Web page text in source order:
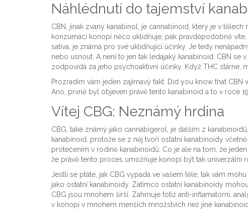
Náhlédnutí do tajemství
CBN, jinak zvaný kanabinol, je cannabinoid, který je v
konzumaci konopí něco uklidňuje, pak pravděpodobně
sativa, je známá pro své uklidňující účinky. Je tedy
nebo usnout. A není to jen tak ledajaký kanabinoid. CBN se
zodpovídá za jeho psychoaktivní účinky. Když THC stárne,
Prozradím vám jeden zajímavý fakt. Did you know that
Ano, prvně byl objeven právě tento kanabinoid a to v roce
Vítej CBG: Neznámý hrdina
CBG, také známý jako cannabigerol, je dalším z
kanabinoid, protože se z něj tvoří ostatní kanabinoidy
protečením v rodině kanabinoidů. Co je ale na tom, že
že právě tento proces umožňuje konopí být tak univerzální
Jestli se ptáte, jak CBG vypadá ve vašem těle, tak vám
jako ostatní kanabinoidy. Zatímco ostatní kanabinoidy
CBG jsou mnohem širší. Zahrnuje totiž anti-inflamatorní,
v konopí v mnohem menších množstvích než jiné